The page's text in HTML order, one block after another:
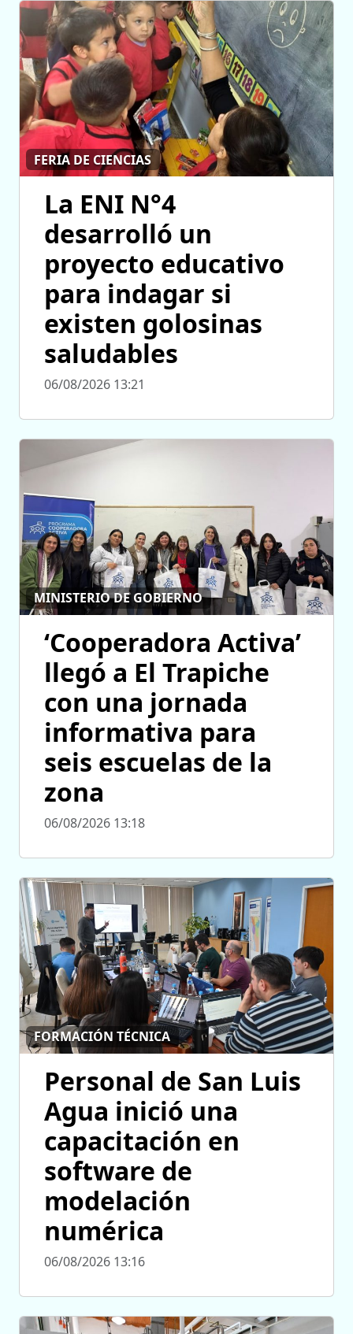
FERIA DE CIENCIAS
La ENI N°4
desarrolló un
proyecto educativo
para indagar si
existen golosinas
saludables
06/08/2026 13:21
MINISTERIO DE GOBIERNO
‘Cooperadora Activa’
llegó a El Trapiche
con una jornada
informativa para
seis escuelas de la
zona
06/08/2026 13:18
FORMACIÓN TÉCNICA
Personal de San Luis
Agua inició una
capacitación en
software de
modelación
numérica
06/08/2026 13:16